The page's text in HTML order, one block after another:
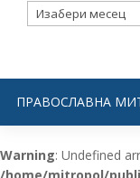
Архива
ПРАВОСЛАВНА
Warning: Undefined